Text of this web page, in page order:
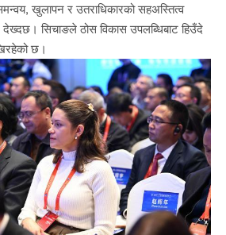
खुलापन र उतराधिकारको सहअस्तित्व
सिचाङले ठोस विकास उपलब्धिबाट हिउँदे
छ।